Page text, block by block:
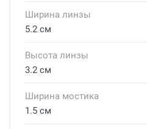
Ширина линзы
5.2 см
Высота линзы
3.2 см
Ширина мостика
1.5 см